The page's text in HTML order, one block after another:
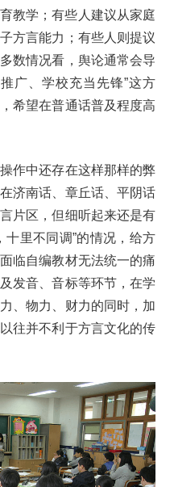
教学；有些人建议从家庭
方言能力；有些人则提议
数情况看，舆论通常会导
广、学校充当先锋”这方
希望在普通话普及程度高
作中还存在这样那样的弊
济南话、章丘话、平阴话
片区，但细听起来还是有
十里不同调”的情况，给方
临自编教材无法统一的痛
发音、音标等环节，在学
、物力、财力的同时，加
往并不利于方言文化的传